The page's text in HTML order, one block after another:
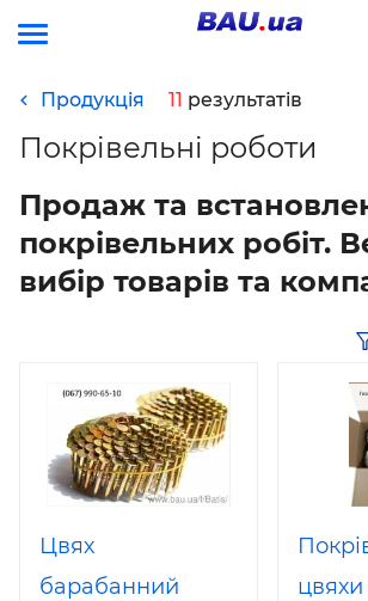
Продукція 11 результатів
Покрівельні роботи
Продаж та
покрівельних робіт.
вибір товарів та
Цвях
барабанний